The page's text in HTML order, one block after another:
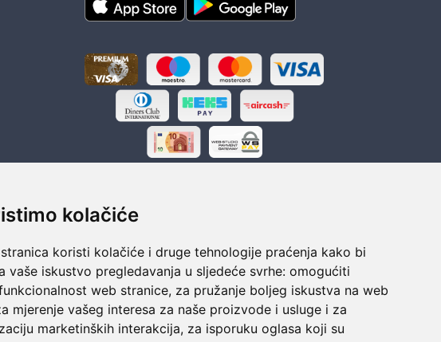
kolačiće
koristi kolačiće i druge tehnologije praćenja kako bi
vaše iskustvo pregledavanja u sljedeće svrhe: omogućiti
web stranice, za pružanje boljeg iskustva na web
mjerenje vašeg interesa za naše proizvode i usluge i za
marketinških interakcija, za isporuku oglasa koji su
podrška
uvijek na raspolaganju
Sigurno obročno plaćanje
Do 24 rata bez kamata